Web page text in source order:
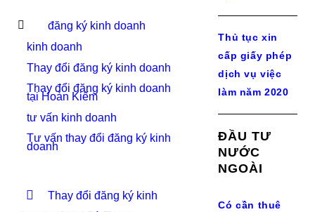
đăng ký kinh doanh
kinh doanh
Thay đổi đăng ký kinh doanh
Thay đổi đăng ký kinh doanh
tại Hoàn Kiếm
tư vấn kinh doanh
Tư vấn thay đổi đăng ký kinh
doanh
Thay đổi đăng ký kinh
Thủ tục xin
cấp giấy phép
dịch vụ việc
làm năm 2020
ĐẦU TƯ
NƯỚC
NGOÀI
Có cần thuê